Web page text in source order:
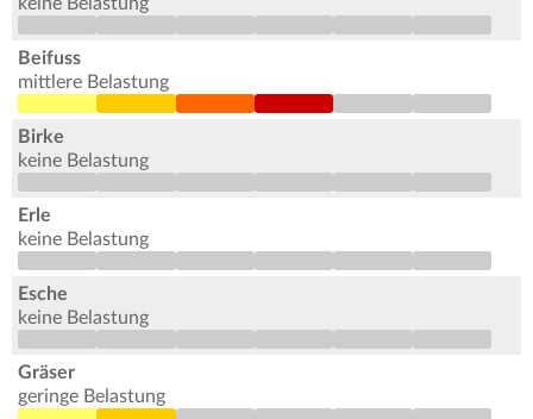
keine Belastung
Beifuss
mittlere Belastung
Birke
keine Belastung
Erle
keine Belastung
Esche
keine Belastung
Gräser
geringe Belastung